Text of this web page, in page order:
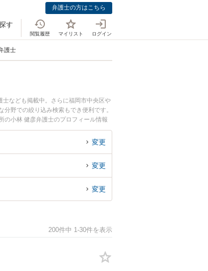
弁護士の方はこちら
す
閲覧履歴 マイリスト ログイン
護士
なども掲載中。さらに福岡市中央区や
野での絞り込み検索もでき便利です。
の小林 健彦弁護士のプロフィール情報
たい』『離婚回避・合意交渉のトラブル
などでお困りの相談者さんにおすすめ
変更
変更
変更
200件中 1-30件を表示